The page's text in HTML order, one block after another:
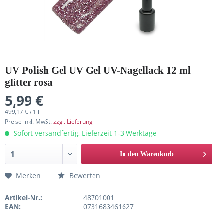
UV Polish Gel UV Gel UV-Nagellack 12 ml
glitter rosa
5,99 €
499,17 € / 1 l
Preise inkl. MwSt.zzgl. Lieferung
Sofort versandfertig, Lieferzeit 1-3 Werktage
In den Warenkorb
Merken Bewerten
Artikel-Nr.:
48701001
EAN:
0731683461627